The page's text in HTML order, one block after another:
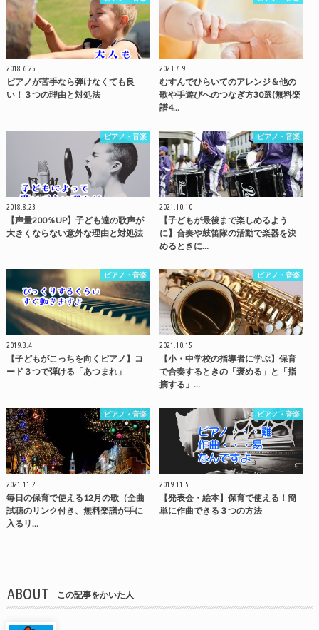
2018.6.25
ピアノが苦手なら弾けなくても良
い！３つの理由と対処法
2023.7.9
むすんでひらいてのアレンジ＆他の
歌や手遊びへのつなぎ方30選(無料楽
譜4…
ピアノ・音楽
2018.8.23
【声量200％UP】子ども達の歌声が
大きくならない意外な理由と対処法
ピアノ・音楽
2021.10.10
【子どもが最後まで楽しめるよう
に】合奏や鼓笛隊の活動で楽器を決
めるときに…
ピアノ・音楽
2019.3.4
【子どもがこっちを向くピアノ】コ
ード３つで弾ける「あつまれ」
ピアノ・音楽
2021.10.15
【小・中学校の指導者に学ぶ】保育
で合奏するときの「褒める」と「指
摘する」…
ピアノ・音楽
2021.11.2
毎日の保育で使える12月の歌（全曲
試聴のリンク付き、無料楽譜が手に
入るリ…
ピアノ・音楽
2019.11.5
【発表会・絵本】保育で使える！簡
単に作曲できる３つの方法
ABOUT この記事をかいた人